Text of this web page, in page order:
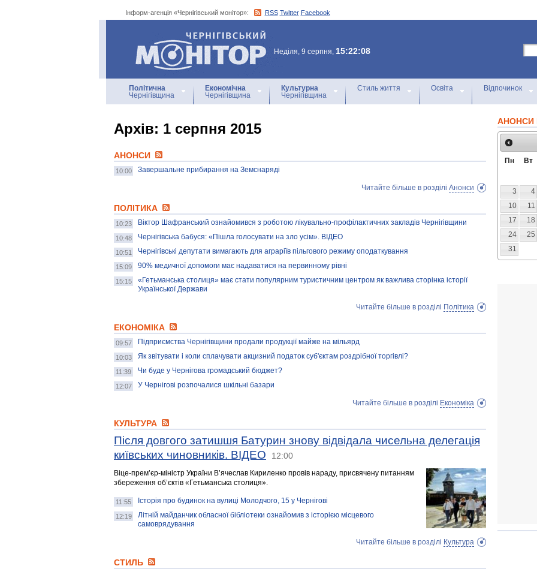
Інформ-агенція «Чернігівський монітор»: RSS Twitter Facebook
Інформ-агенція
«Чернігівський монітор»
Неділя, 9 серпня, 15:22:08
Політична
Чернігівщина
Економічна
Чернігівщина
Культурна
Чернігівщина
Стиль життя Освіта Відпочинок
Архiв: 1 серпня 2015
АНОНСИ
10:00 Завершальне прибирання на Земснаряді
Читайте більше в розділі Анонси
ПОЛІТИКА
10:23 Віктор Шафранський ознайомився з роботою лікувально-профілактичних закладів Чернігівщини
10:48 Чернігівська бабуся: «Пішла голосувати на зло усім». ВІДЕО
10:51 Чернігівські депутати вимагають для аграріїв пільгового режиму оподаткування
15:09 90% медичної допомоги має надаватися на первинному рівні
15:15
«Гетьманська столиця» має стати популярним туристичним центром як важлива сторінка історії
Української Держави
Читайте більше в розділі Політика
ЕКОНОМІКА
09:57 Підприємства Чернігівщини продали продукції майже на мільярд
10:03 Як звітувати і коли сплачувати акцизний податок суб'єктам роздрібної торгівлі?
11:39 Чи буде у Чернігова громадський бюджет?
12:07 У Чернігові розпочалися шкільні базари
Читайте більше в розділі Економіка
КУЛЬТУРА
Після довгого затишшя Батурин знову відвідала чисельна делегація
київських чиновників. ВІДЕО
12:00
Віце-прем’єр-міністр України В’ячеслав Кириленко провів нараду, присвячену питанням
збереження об’єктів «Гетьманська столиця».
11:55 Історія про будинок на вулиці Молодчого, 15 у Чернігові
12:19
Літній майданчик обласної бібліотеки ознайомив з історією місцевого
самоврядування
Читайте більше в розділі Культура
СТИЛЬ
АНОНСИ
Пн Вт
3
4
10
11
17
18
24
25
31